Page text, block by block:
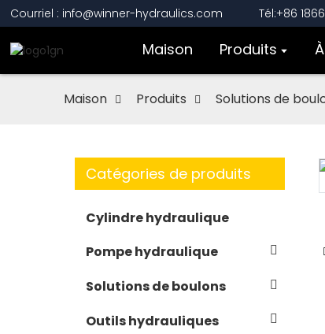
Courriel : info@winner-hydraulics.com Tél:+86
Maison Produits
Maison Produits Solutions de
Catégories de produits
Cylindre hydraulique
Pompe hydraulique
Solutions de boulons
Outils hydrauliques
Loading...
Loading...